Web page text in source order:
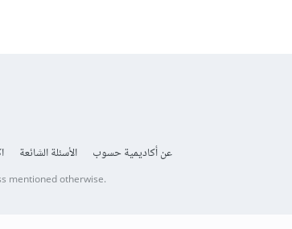
عن أكاديمية حسوب الأسئلة الشائعة
mentioned otherwise.